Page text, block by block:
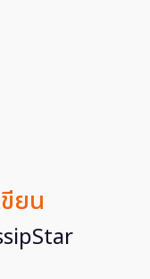
ยน